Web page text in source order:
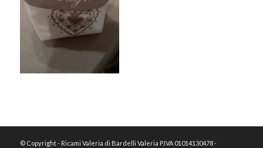
© Copyright - Ricami Valeria di Bardelli Valeria P.IVA 01014130478 -